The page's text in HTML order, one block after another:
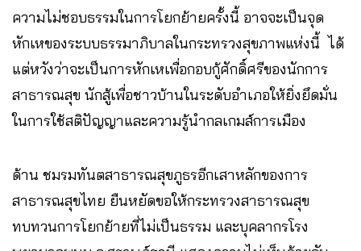
ความไม่ชอบธรรมในการโยกย้ายครั้งนี้ อาจจะเป็นจุด
หักเหของระบบธรรมาภิบาลในกระทรวงสุขภาพแห่งนี้ ได้
แต่หวังว่าจะเป็นการหักเหเพื่อกอบกู้ศักดิ์ศรีของนักการ
สาธารณสุข นักสู้เพื่อชาวบ้านในระดับอำเภอให้ยิ่งยึดมั่น
ในการใช้สติปัญญาและความรู้นำกลเกมส์การเมือง
ด้าน ชมรมทันตสาธารณสุขภูธรอีกเสาหลักของการ
สาธารณสุขไทย ยืนหยัดขอให้กระทรวงสาธารณสุข
ทบทวนการโยกย้ายที่ไม่เป็นธรรม และบุคลากรโรง